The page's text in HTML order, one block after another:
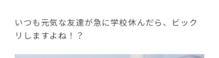
いつも元気な友達が急に学校休んだら、ビック
リしますよね！？